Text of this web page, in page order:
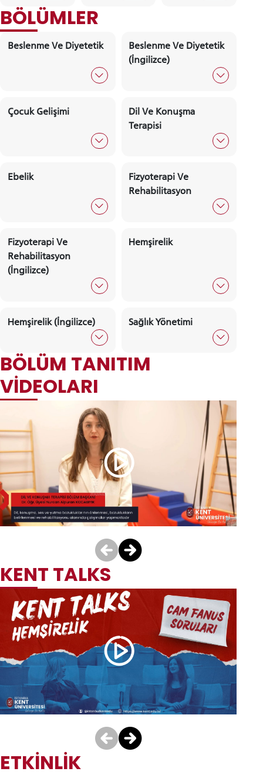
Formlar İş Akış Süreçleri
📆
Kalite
BÖLÜMLER
Beslenme Ve Diyetetik
Dil Ve Konuşma
Ebelik
Fizyoterapi Ve
Rehabilitasyon
Fizyoterapi Ve
Rehabilitasyon
Hemşirelik
Hemşirelik (İngilizce) Sağlık Yönetimi
BÖLÜM TANITIM
VİDEOLARI